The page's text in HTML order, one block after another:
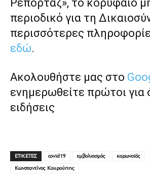
Ρεπορτάζ», το κορυφαίο
περιοδικό για τη
περισσότερες
εδώ.
Ακολουθήστε μας στο
ενημερωθείτε πρώτοι για
ειδήσεις
ΕΤΙΚΕΤΕΣ covid19 εμβολιασμός
κορωνοϊός
Κωνσταντίνος Κουρούπης